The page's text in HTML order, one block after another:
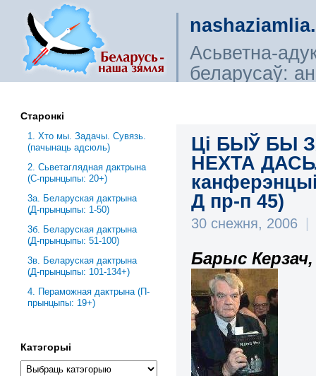
Асьветна-
беларусаў:
Ці БЫЎ БЫ
НЕХТА
канферэнцыі
Д пр-п 45)
30 снежня, 2006 |
Барыс
Старонкі
1. Хто мы. Задачы. Сувязь.
(пачынаць адсюль)
2. Сьветаглядная дактрына
(С-прынцыпы: 20+)
3a. Беларуская дактрына
(Д-прынцыпы: 1-50)
3б. Беларуская дактрына
(Д-прынцыпы: 51-100)
3в. Беларуская дактрына
(Д-прынцыпы: 101-134+)
4. Пераможная дактрына (П-
прынцыпы: 19+)
Катэгорыі